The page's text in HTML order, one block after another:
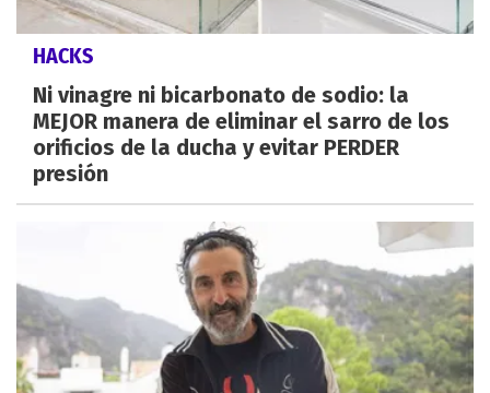
HACKS
Ni vinagre ni bicarbonato de sodio: la
MEJOR manera de eliminar el sarro de los
orificios de la ducha y evitar PERDER
presión